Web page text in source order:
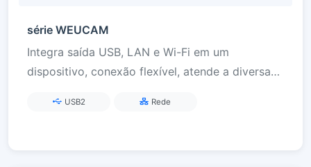
série WEUCAM
Integra saída USB, LAN e Wi-Fi em um
dispositivo, conexão flexível, atende a diversas
USB2 Rede